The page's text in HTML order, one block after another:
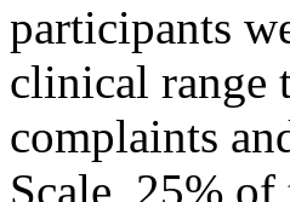
participants
clinical range
complaints
Scale, 25%